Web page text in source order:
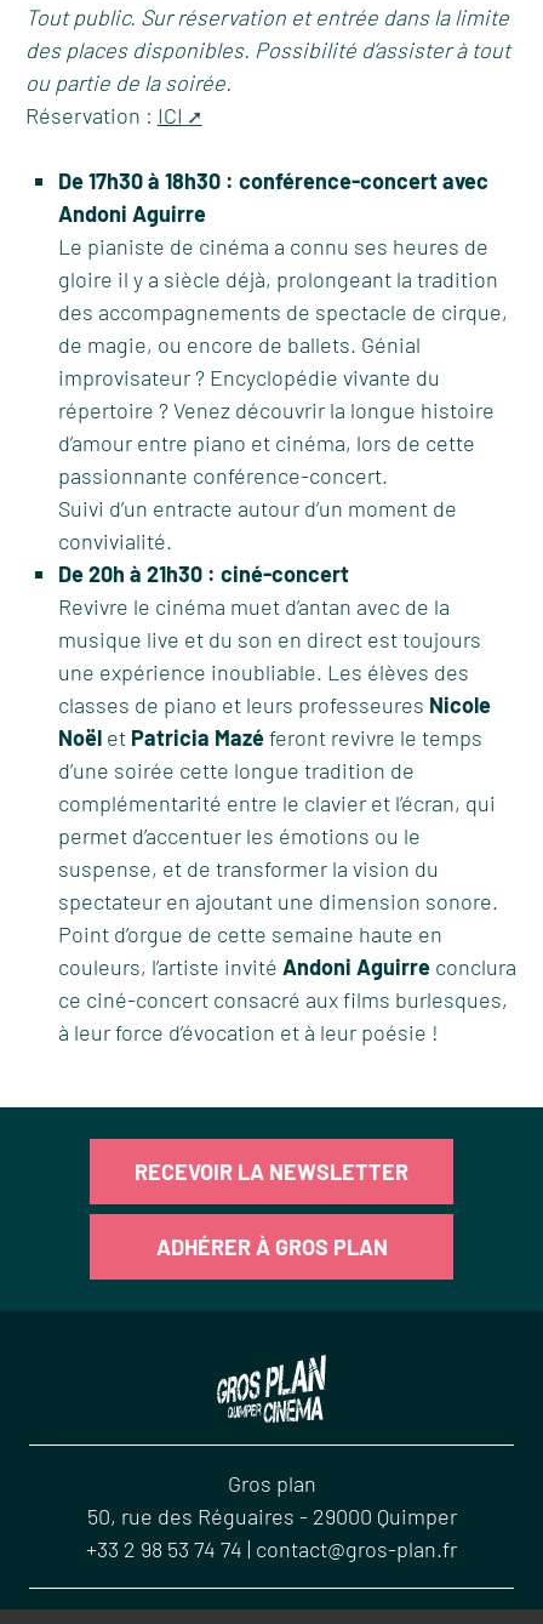
Tout public. Sur réservation et entrée dans la limite
des places disponibles. Possibilité d’assister à tout
ou partie de la soirée.
Réservation : ICI
De 17h30 à 18h30 : conférence-concert avec
Andoni Aguirre
Le pianiste de cinéma a connu ses heures de
gloire il y a siècle déjà, prolongeant la tradition
des accompagnements de spectacle de cirque,
de magie, ou encore de ballets. Génial
improvisateur ? Encyclopédie vivante du
répertoire ? Venez découvrir la longue histoire
d’amour entre piano et cinéma, lors de cette
passionnante conférence-concert.
Suivi d’un entracte autour d’un moment de
convivialité.
De 20h à 21h30 : ciné-concert
Revivre le cinéma muet d’antan avec de la
musique live et du son en direct est toujours
une expérience inoubliable. Les élèves des
classes de piano et leurs professeures Nicole
Noël et Patricia Mazéferont revivre le temps
d’une soirée cette longue tradition de
complémentarité entre le clavier et l’écran, qui
permet d’accentuer les émotions ou le
suspense, et de transformer la vision du
spectateur en ajoutant une dimension sonore.
Point d’orgue de cette semaine haute en
couleurs, l’artiste invité Andoni Aguirreconclura
ce ciné-concert consacré aux films burlesques,
à leur force d’évocation et à leur poésie !
RECEVOIR LA NEWSLETTER
ADHÉRER À GROS PLAN
Gros plan
50, rue des Réguaires - 29000 Quimper
+33 2 98 53 74 74 | contact@gros-plan.fr